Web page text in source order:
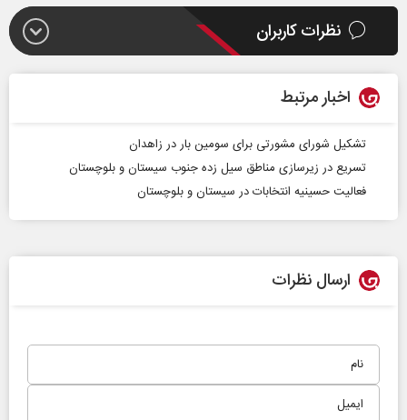
نظرات کاربران
اخبار مرتبط
تشکیل شورای مشورتی برای سومین بار در زاهدان
تسریع در زیرسازی مناطق سیل زده جنوب سیستان و بلوچستان
فعالیت حسینیه انتخابات در سیستان و بلوچستان
ارسال نظرات